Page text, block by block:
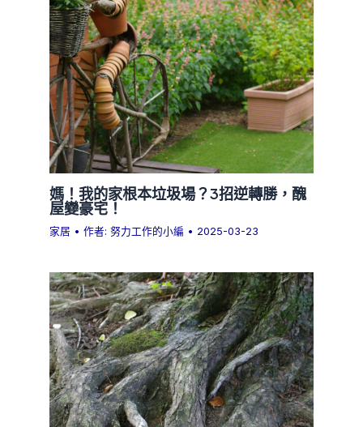
媽！我的家根本垃圾場？3招逆轉勝，醜
屋變豪宅！
家居 • 作者:努力工作的小編 • 2025-03-23